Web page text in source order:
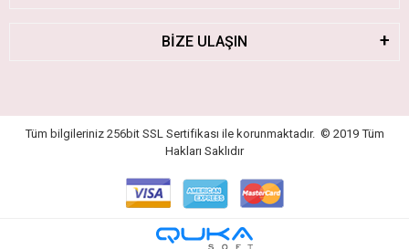
BİZE ULAŞIN
Tüm bilgileriniz 256bit SSL Sertifikası ile korunmaktadır. © 2019 Tüm
Hakları Saklıdır